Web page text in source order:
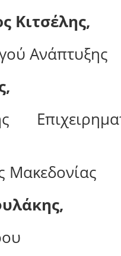
Κιτσέλης,
Ανάπτυξης
Μακεδονίας